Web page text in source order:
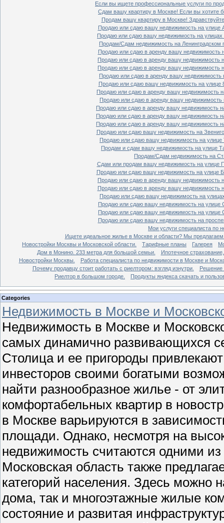
Если вы ищете профессиональные услуги по
Сдам вашу квартиру в Москве! Если вы хотите
Продам вашу квартиру в Москве!
Продаю или сдаю вашу недвижимость на улице
Продаю или сдаю вашу недвижимость на
Продам/Сдам недвижимость на Ленинградском
Продаю или сдаю в аренду вашу недвижимость
Продаю или сдаю в аренду вашу недвижимость
Продаю или сдаю в аренду вашу недвижимость
Продаю или сдаю в аренду вашу недвижимость
Продаю или сдаю вашу недвижимость на улице
Продаю или сдаю в аренду вашу недвижимость
Продаю или сдаю в аренду вашу недвижимость
Продаю или сдаю в аренду вашу недвижимость
Продаю или сдаю в аренду вашу недвижимость
Продаю или сдаю в аренду вашу недвижимость
Продаю или сдаю вашу недвижимость на
Продаю или сдаю вашу недвижимость на улице
Продам и сдам вашу недвижимость на улице
Продам/Сдам недвижимость на
Сдам или продам вашу недвижимость на улице
Продаю или сдаю вашу недвижимость на улице
Продаю или сдаю в аренду вашу недвижимость
Продаю или сдаю в аренду вашу недвижимость
Продаю или сдаю вашу недвижимость на
Продаю или сдаю вашу недвижимость на улице
Продаю или сдаю вашу недвижимость на улице
Продаю или сдаю вашу недвижимость на
Мои услуги специалиста по
Ищете идеальное жилье в Москве и области? Мы
Новостройки Москвы и Московской области.
Тарифные планы Галерея
Дом в Монино. 233 метра для большой семьи.
Ипотечное
Новостройки Москвы.
Работа специалиста по недвижимости в Москве и
Почему продавцу стоит работать с риелтором: взгляд изнутри.
Решение
Риелтор в большом городе.
Продукты яндекса скачать и
Categories
Недвижимость в Москве и
Недвижимость в Москве и
самых динамично развивающихся
Столица и ее пригороды
инвесторов своими богатыми
найти разнообразное жилье - от
комфортабельных квартир в
в Москве варьируются в
площади. Однако, несмотря на
недвижимость считаются одними
Московская область также
категорий населения. Здесь можно
дома, так и многоэтажные жилые
состояние и развитая